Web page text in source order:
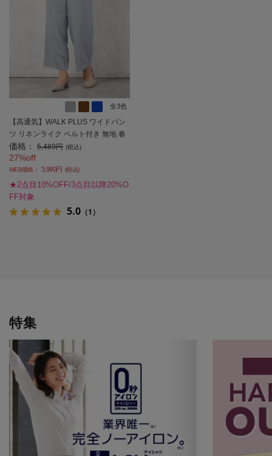
全3色
【高通気】WALK PLUS ワイドパン
ツ リネンライク ベルト付き 無地 春
夏【レディース】
価格： 5,489円 (税込)
27%off
WEB価格： 3,990円 (税込)
★2点目10%OFF/3点目以降20%O
FF対象
5.0 （1）
特集